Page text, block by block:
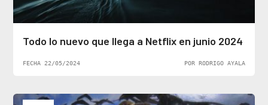
Todo lo nuevo que llega a Netflix en junio 2024
FECHA 22/05/2024 POR RODRIGO AYALA